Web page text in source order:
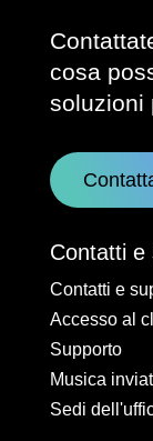
cosa
soluzioni
Contatti e
Contatti e
Accesso al
Supporto
Musica
Sedi